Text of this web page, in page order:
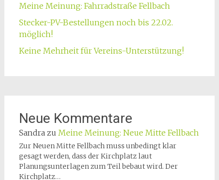
Meine Meinung: Fahrradstraße Fellbach
Stecker-PV-Bestellungen noch bis 22.02.
möglich!
Keine Mehrheit für Vereins-Unterstützung!
Neue Kommentare
Sandrazu Meine Meinung: Neue Mitte Fellbach
Zur Neuen Mitte Fellbach muss unbedingt klar
gesagt werden, dass der Kirchplatz laut
Planungsunterlagen zum Teil bebaut wird. Der
Kirchplatz…